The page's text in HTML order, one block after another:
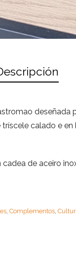
deseñada
calado e en
cadea de aceiro
, Complementos,